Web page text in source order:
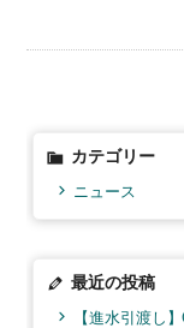
カテゴリー
ニュース
最近の投稿
【進水引渡し